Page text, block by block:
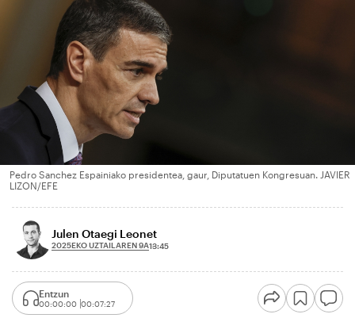
Pedro Sanchez Espainiako presidentea, gaur, Diputatuen Kongresuan. JAVIER
LIZON/EFE
Julen Otaegi Leonet
2025EKO UZTAILAREN 9A13:45
Entzun
00:00:00 00:07:27